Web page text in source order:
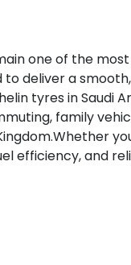
one of the
deliver a
tyres in Saudi
family
efficiency, and